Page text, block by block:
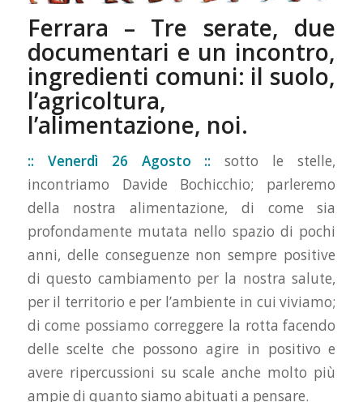
Ferrara – Tre serate, due
documentari e un incontro,
ingredienti comuni: il suolo,
l’agricoltura,
l’alimentazione, noi.
:: Venerdì 26 Agosto :: sotto le stelle,
incontriamo Davide Bochicchio; parleremo
della nostra alimentazione, di come sia
profondamente mutata nello spazio di pochi
anni, delle conseguenze non sempre positive
di questo cambiamento per la nostra salute,
per il territorio e per l’ambiente in cui viviamo;
di come possiamo correggere la rotta facendo
delle scelte che possono agire in positivo e
avere ripercussioni su scale anche molto più
ampie di quanto siamo abituati a pensare.